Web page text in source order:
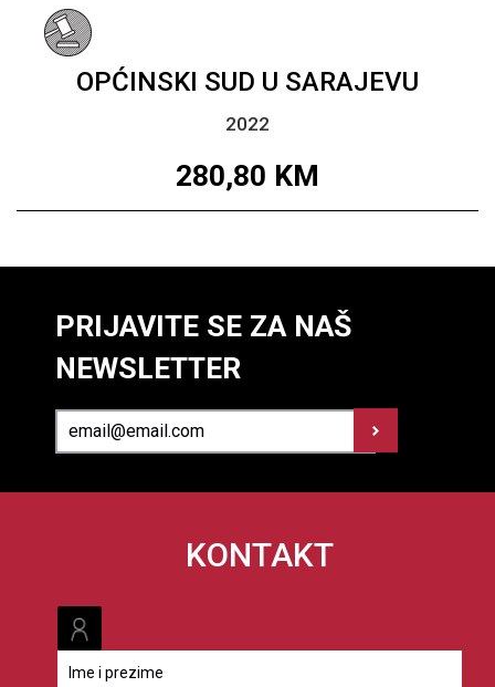
OPĆINSKI SUD U SARAJEVU
2022
280,80 KM
PRIJAVITE SE ZA NAŠ
NEWSLETTER
KONTAKT